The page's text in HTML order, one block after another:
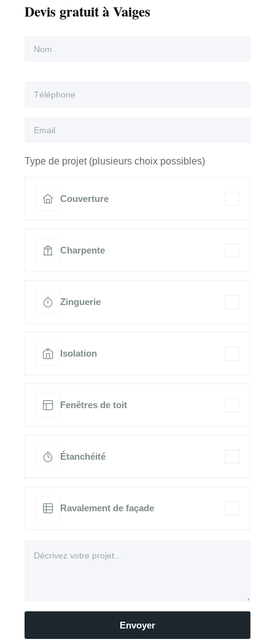
Devis gratuit à Vaiges
Type de projet (plusieurs choix possibles)
Couverture
Charpente
Zinguerie
Isolation
Fenêtres de toit
Étanchéité
Ravalement de façade
Envoyer